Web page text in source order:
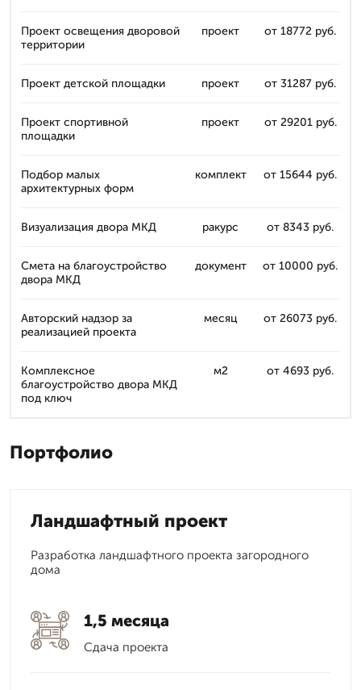
Проект освещения дворовой
территории
проект от 18772 руб.
Проект детской площадки проект от 31287 руб.
Проект спортивной
площадки
проект от 29201 руб.
Подбор малых
архитектурных форм
комплект от 15644 руб.
Визуализация двора МКД ракурс от 8343 руб.
Смета на благоустройство
двора МКД
документ от 10000 руб.
Авторский надзор за
реализацией проекта
месяц от 26073 руб.
Комплексное
благоустройство двора МКД
под ключ
м2 от 4693 руб.
Портфолио
Ландшафтный проект
Разработка ландшафтного проекта загородного
дома
1,5 месяца
Сдача проекта